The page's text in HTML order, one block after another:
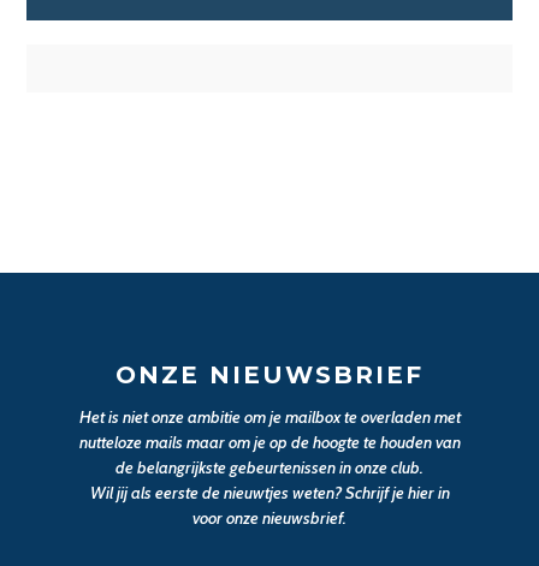
ONZE NIEUWSBRIEF
Het is niet onze ambitie om je mailbox te overladen met
nutteloze mails maar om je op de hoogte te houden van
de belangrijkste gebeurtenissen in onze club.
Wil jij als eerste de nieuwtjes weten? Schrijf je hier in
voor onze nieuwsbrief.